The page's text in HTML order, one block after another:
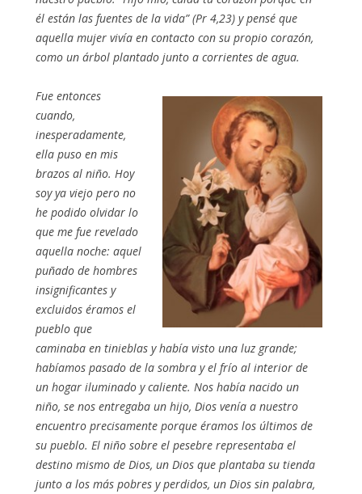
él están las fuentes de la vida” (Pr 4,23) y pensé que
aquella mujer vivía en contacto con su propio corazón,
como un árbol plantado junto a corrientes de agua.
Fue entonces
cuando,
inesperadamente,
ella puso en mis
brazos al niño. Hoy
soy ya viejo pero no
he podido olvidar lo
que me fue revelado
aquella noche: aquel
puñado de hombres
insignificantes y
excluidos éramos el
pueblo que
caminaba en tinieblas y había visto una luz grande;
habíamos pasado de la sombra y el frío al interior de
un hogar iluminado y caliente. Nos había nacido un
niño, se nos entregaba un hijo, Dios venía a nuestro
encuentro precisamente porque éramos los últimos de
su pueblo. El niño sobre el pesebre representaba el
destino mismo de Dios, un Dios que plantaba su tienda
junto a los más pobres y perdidos, un Dios sin palabra,